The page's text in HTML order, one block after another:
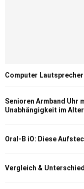
Computer
Senioren Armband Uhr
Unabhängigkeit im Alter
Oral-B iO: Diese
Vergleich &